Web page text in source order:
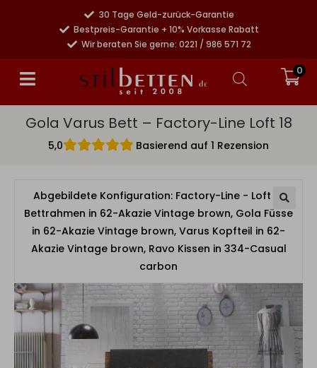
30 Tage Geld-zurück-Garantie
Bestpreis-Garantie + 10% Vorkasse Rabatt
Wir beraten Sie gerne: 0221 / 986 571 72
0
Gola Varus Bett – Factory-Line Loft 18
5,0 Basierend auf 1 Rezension
Abgebildete Konfiguration: Factory-Line - Loft 18
Bettrahmen in 62-Akazie Vintage brown, Gola Füsse
in 62-Akazie Vintage brown, Varus Kopfteil in 62-
Akazie Vintage brown, Ravo Kissen in 334-Casual
carbon